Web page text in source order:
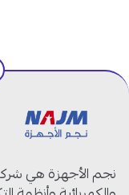
12000 وحدة – انفيرتر:
الفئة:AI Plus
الموديل:
النوع:
السعة:12000 وحدة نجم الأجهزة هي